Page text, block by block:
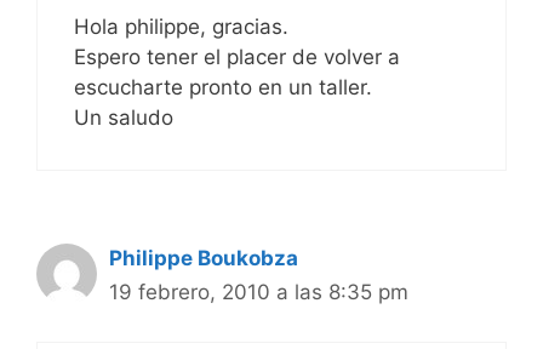
Hola philippe, gracias.
Espero tener el placer de volver a
escucharte pronto en un taller.
Un saludo
Philippe Boukobza
19 febrero, 2010 a las 8:35 pm